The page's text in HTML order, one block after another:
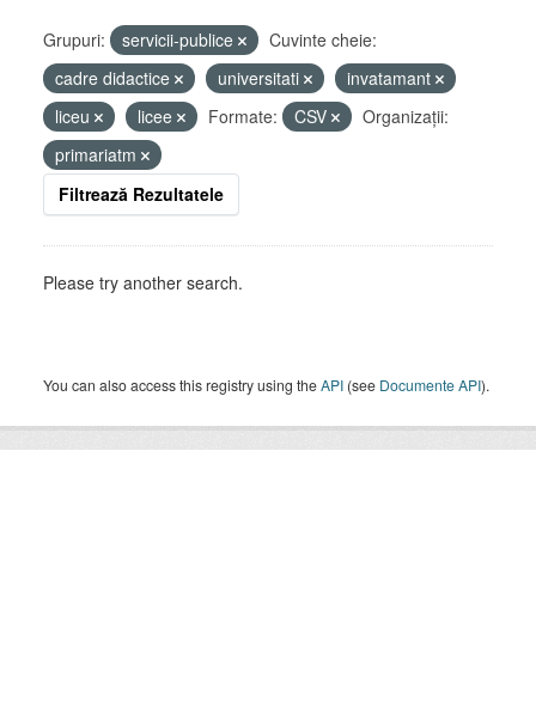
Grupuri: servicii-publice
Cuvinte cheie:
cadre didactice
universitati
invatamant
liceu
licee Formate: CSV
Organizații:
primariatm
Filtrează Rezultatele
Please try another search.
You can also access this registry using theAPI (see Documente API).